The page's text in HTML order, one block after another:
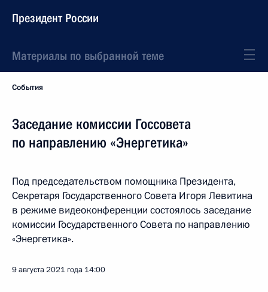
Президент России
Материалы по выбранной теме
События
Заседание комиссии Госсовета
по направлению «Энергетика»
Под председательством помощника Президента,
Секретаря Государственного Совета Игоря Левитина
в режиме видеоконференции состоялось заседание
комиссии Государственного Совета по направлению
«Энергетика».
9 августа 2021 года 14:00